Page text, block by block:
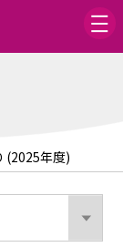
(2025年度)